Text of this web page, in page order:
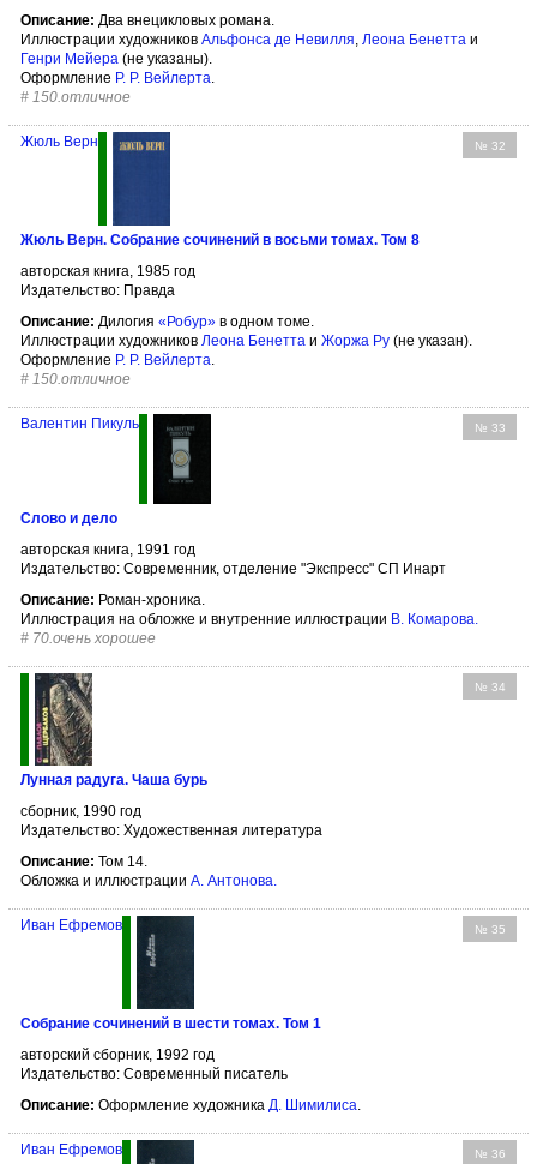
Описание: Два внецикловых романа.
Иллюстрации художников Альфонса де Невилля, Леона Бенетта и
Генри Мейера (не указаны).
Оформление Р. Р. Вейлерта.
# 150.отличное
№ 32
Жюль Верн
Жюль Верн. Собрание сочинений в восьми томах. Том 8
авторская книга, 1985 год
Издательство: Правда
Описание: Дилогия «Робур» в одном томе.
Иллюстрации художников Леона Бенетта и Жоржа Ру (не указан).
Оформление Р. Р. Вейлерта.
# 150.отличное
№ 33
Валентин Пикуль
Слово и дело
авторская книга, 1991 год
Издательство: Современник, отделение "Экспресс" СП Инарт
Описание: Роман-хроника.
Иллюстрация на обложке и внутренние иллюстрации В. Комарова.
# 70.очень хорошее
№ 34
Лунная радуга. Чаша бурь
сборник, 1990 год
Издательство: Художественная литература
Описание: Том 14.
Обложка и иллюстрации А. Антонова.
№ 35
Иван Ефремов
Собрание сочинений в шести томах. Том 1
авторский сборник, 1992 год
Издательство: Современный писатель
Описание: Оформление художника Д. Шимилиса
№ 36
Иван Ефремов